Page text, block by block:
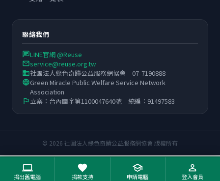
聯絡我們
chatLINE官網 @Reuse
emailservice@reuse.org.tw
business社團法人綠色奇蹟公益服務網協會 07-7190888
languageGreen Miracle Public Welfare Service Network
Association
flag立案：台內團字第1100047640號 統編：91497583
© 2026 社團法人綠色奇蹟公益服務網協會 版權所有
computer
捐出舊電腦
favorite
捐款支持
school
申請電腦
person_outline
登入會員